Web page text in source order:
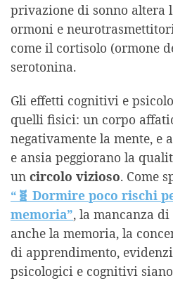
privazione di sonno altera
ormoni e
come il cortisolo (ormone
serotonina.
Gli effetti cognitivi e
quelli fisici: un corpo
negativamente la mente, e
e ansia peggiorano la
un circolo vizioso. Come
“🧬 Dormire poco rischi
memoria”, la mancanza
anche la memoria, la
di apprendimento,
psicologici e cognitivi